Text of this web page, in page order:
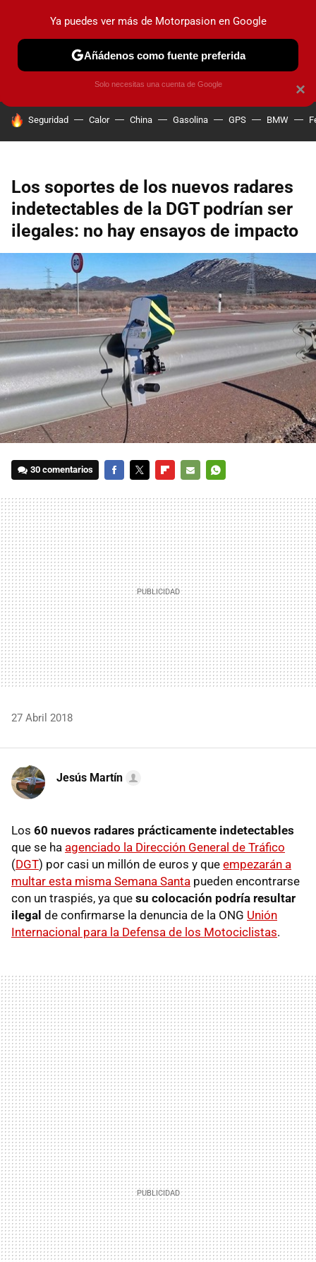
PRUEBAS COCHES ELÉCTRICOS OBSERVATORIO
HOY SE HABLA DE
Seguridad Calor China Gasolina GPS BMW
Los soportes de los nuevos radares
indetectables de la DGT podrían ser
ilegales: no hay ensayos de impacto
30 comentarios
MAIL
27 Abril 2018
Jesús Martín
Los 60 nuevos radares prácticamente indetectables
que se ha agenciado la Dirección General de Tráfico
(DGT) por casi un millón de euros y que empezarán a
multar esta misma Semana Santa pueden encontrarse
con un traspiés, ya que su colocación podría resultar
ilegal de confirmarse la denuncia de la ONG Unión
Internacional para la Defensa de los Motociclistas.
×
Ya puedes ver más de Motorpasion en Google
Añádenos como fuente preferida
Solo necesitas una cuenta de Google